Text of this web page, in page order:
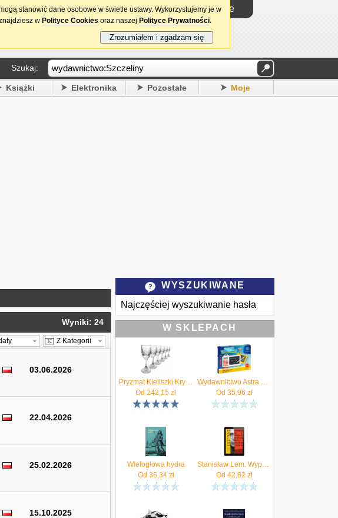
DataPremiery.pl Logowanie
Szukaj:
Książki Elektronika Pozostałe Moje
Wyniki: 24
Z Kategorii
03.06.2026
22.04.2026
25.02.2026
15.10.2025
WYSZUKIWANE
Najczęściej wyszukiwanie hasła
W SKLEPACH
Pryzmat Kieliszki Kryształowe Likier Za-890 45 Gr.Magda
Od 242,15 zł
Wydawnictwo Astra Tablet Do Nauki Matematyki Lcd Astrafun Polski Lektor 19×15cm 1Szt.Mix
Od 35,96 zł
Wielogłowa hydra
Od 36,34zł
Stanisław Lem. Wypędzony z Wysokiego Zamku
Od 42,82 zł
stanowić dane osobowe w świetle ustawy. Wykorzystujemy je w
w Polityce Cookies oraz naszej Polityce Prywatności.
Zrozumiałem i zgadzam się